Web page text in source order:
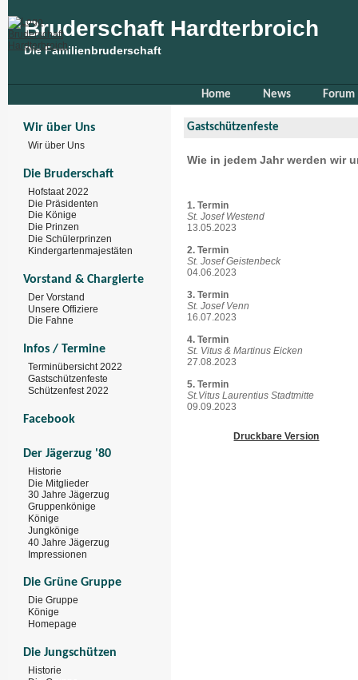
Bruderschaft Hardterbroich
Die Familienbruderschaft
Home News Forum
Wir über Uns
Wir über Uns
Die Bruderschaft
Hofstaat 2022
Die Präsidenten
Die Könige
Die Prinzen
Die Schülerprinzen
Kindergartenmajestäten
Vorstand & Chargierte
Der Vorstand
Unsere Offiziere
Die Fahne
Infos / Termine
Terminübersicht 2022
Gastschützenfeste
Schützenfest 2022
Facebook
Der Jägerzug '80
Historie
Die Mitglieder
30 Jahre Jägerzug
Gruppenkönige
Könige
Jungkönige
40 Jahre Jägerzug
Impressionen
Die Grüne Gruppe
Die Gruppe
Könige
Homepage
Die Jungschützen
Historie
Gastschützenfeste
Wie in jedem Jahr werden wir
1. Termin
St. Josef Westend
13.05.2023
2. Termin
St. Josef Geistenbeck
04.06.2023
3. Termin
St. Josef Venn
16.07.2023
4. Termin
St. Vitus & Martinus Eicken
27.08.2023
5. Termin
St.Vitus Laurentius Stadtmitte
09.09.2023
Druckbare Version